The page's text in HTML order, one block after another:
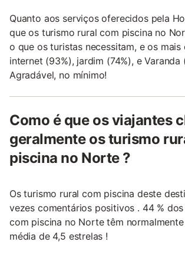
Quanto aos serviços oferecidos pela
que os turismo rural com piscina no
o que os turistas necessitam, e os mais
internet (93%), jardim (74%), e Varanda
Agradável, no mínimo!
Como é que os viajantes
geralmente os turismo
piscina no Norte ?
Os turismo rural com piscina deste
vezes comentários positivos . 44 %
com piscina no Norte têm
média de 4,5 estrelas !